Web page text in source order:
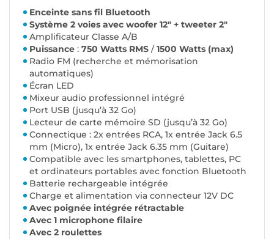
Enceinte sans fil Bluetooth
Système 2 voies avec woofer 12" + tweeter 2"
Amplificateur Classe A/B
Puissance : 750 Watts RMS / 1500 Watts (max)
Radio FM (recherche et mémorisation
automatiques)
Écran LED
Mixeur audio professionnel intégré
Port USB (jusqu’à 32 Go)
Lecteur de carte mémoire SD (jusqu’à 32 Go)
Connectique : 2x entrées RCA, 1x entrée Jack 6.5
mm (Micro), 1x entrée Jack 6.35 mm (Guitare)
Compatible avec les smartphones, tablettes, PC
et ordinateurs portables avec fonction Bluetooth
Batterie rechargeable intégrée
Charge et alimentation via connecteur 12V DC
Avec poignée intégrée rétractable
Avec 1 microphone filaire
Avec 2 roulettes